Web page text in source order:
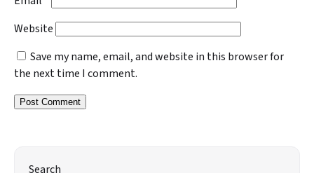
Website
Save my name, email, and website in this browser for
the next time I comment.
Search